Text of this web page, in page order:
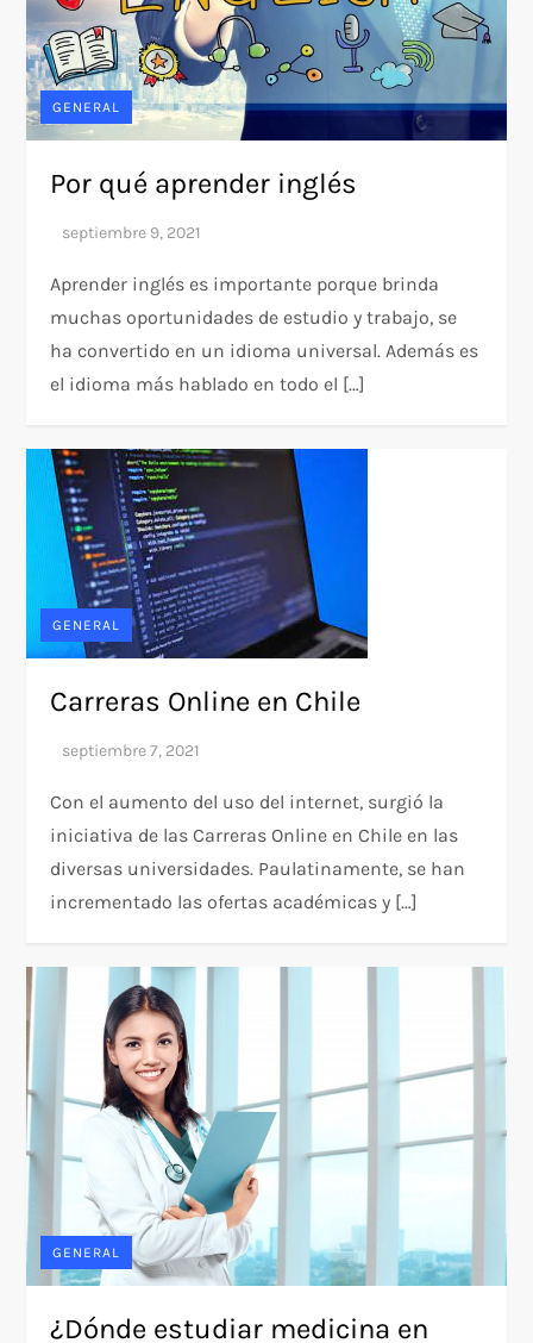
GENERAL
Por qué aprender inglés
Aprender inglés es importante porque brinda
muchas oportunidades de estudio y trabajo, se
ha convertido en un idioma universal. Además es
el idioma más hablado en todo el […]
GENERAL
Carreras Online en Chile
Con el aumento del uso del internet, surgió la
iniciativa de las Carreras Online en Chile en las
diversas universidades. Paulatinamente, se han
incrementado las ofertas académicas y […]
GENERAL
¿Dónde estudiar medicina en